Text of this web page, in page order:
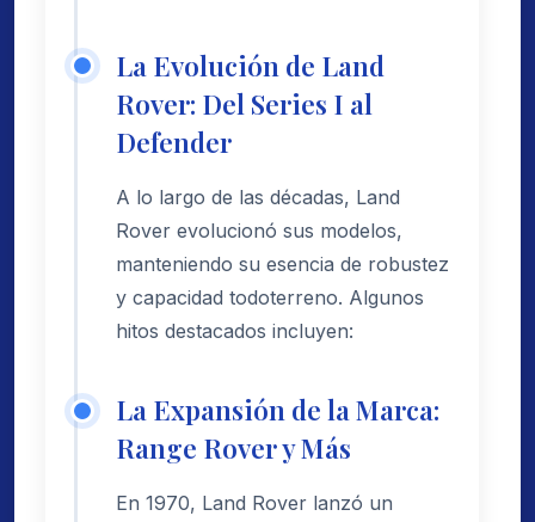
La Evolución de Land
Rover: Del Series I al
Defender
A lo largo de las décadas, Land
Rover evolucionó sus modelos,
manteniendo su esencia de robustez
y capacidad todoterreno. Algunos
hitos destacados incluyen:
La Expansión de la Marca:
Range Rover y Más
En 1970, Land Rover lanzó un